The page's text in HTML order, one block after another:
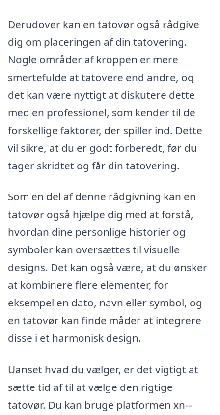
Derudover kan en tatovør også rådgive
dig om placeringen af din tatovering.
Nogle områder af kroppen er mere
smertefulde at tatovere end andre, og
det kan være nyttigt at diskutere dette
med en professionel, som kender til de
forskellige faktorer, der spiller ind. Dette
vil sikre, at du er godt forberedt, før du
tager skridtet og får din tatovering.
Som en del af denne rådgivning kan en
tatovør også hjælpe dig med at forstå,
hvordan dine personlige historier og
symboler kan oversættes til visuelle
designs. Det kan også være, at du ønsker
at kombinere flere elementer, for
eksempel en dato, navn eller symbol, og
en tatovør kan finde måder at integrere
disse i et harmonisk design.
Uanset hvad du vælger, er det vigtigt at
sætte tid af til at vælge den rigtige
tatovør. Du kan bruge platformen xn--